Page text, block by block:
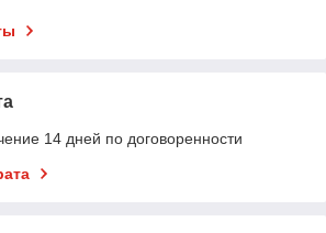
14 дней по договоренности